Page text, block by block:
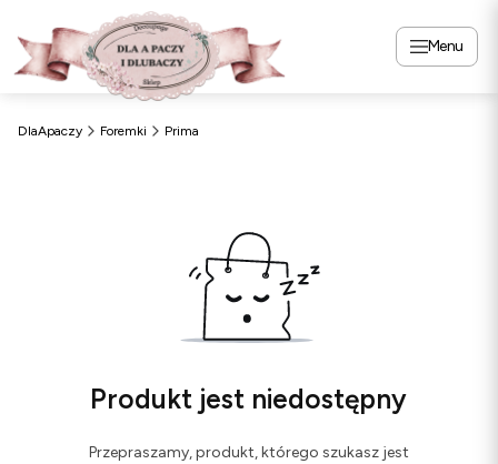
Menu
DlaApaczy Foremki Prima
Produkt jest niedostępny
Przepraszamy, produkt, którego szukasz jest